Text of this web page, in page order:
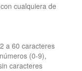
cualquiera de
a 60 caracteres
(0-9),
caracteres